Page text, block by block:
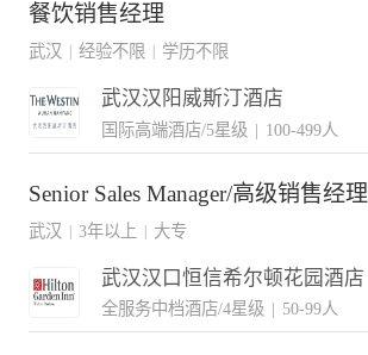
餐饮销售经理
武汉 经验不限 学历不限
武汉汉阳威斯汀酒店
国际高端酒店/5星级 | 100-499人
Senior Sales Manager/高级销售经理
武汉 | 3年以上 | 大专
武汉汉口恒信希尔顿花园酒店
全服务中档酒店/4星级 | 50-99人